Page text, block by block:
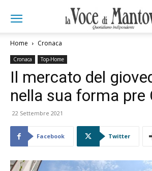
Home Cronaca
Cronaca Top-Home
Il mercato del
nella sua forma pre
22 Settembre 2021
Facebook Twitter